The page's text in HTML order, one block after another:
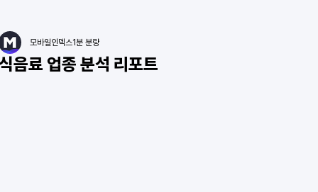
음료 업종 분석 리포트
모바일인덱스1분 분량